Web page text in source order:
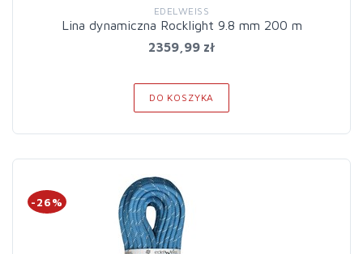
EDELWEISS
Lina dynamiczna Rocklight 9.8 mm 200 m
2359,99 zł
DO KOSZYKA
-26%